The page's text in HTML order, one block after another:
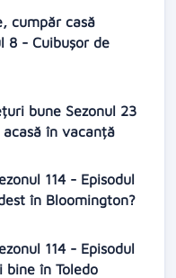
cumpăr casă
8 - Cuibușor de
bune Sezonul 23
în vacanță
114 - Episodul
în Bloomington?
114 - Episodul
bine în Toledo